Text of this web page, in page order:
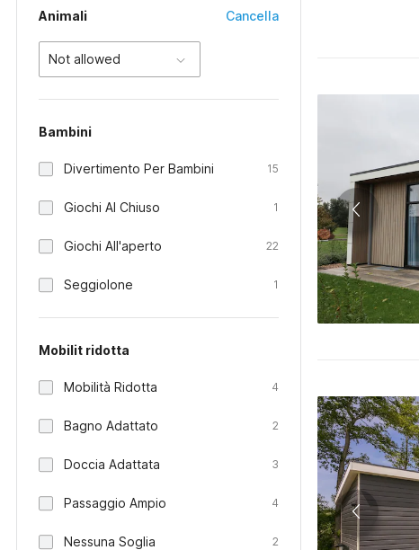
Animali Cancella
Not allowed
Bambini
Divertimento Per Bambini 15
Giochi Al Chiuso 1
Giochi All'aperto 22
Seggiolone 1
Mobilit ridotta
Mobilità Ridotta 4
Bagno Adattato 2
Doccia Adattata 3
Passaggio Ampio 4
Nessuna Soglia 2